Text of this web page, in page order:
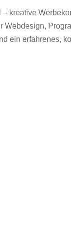
kreative
Webdesign,
ein erfahrenes,